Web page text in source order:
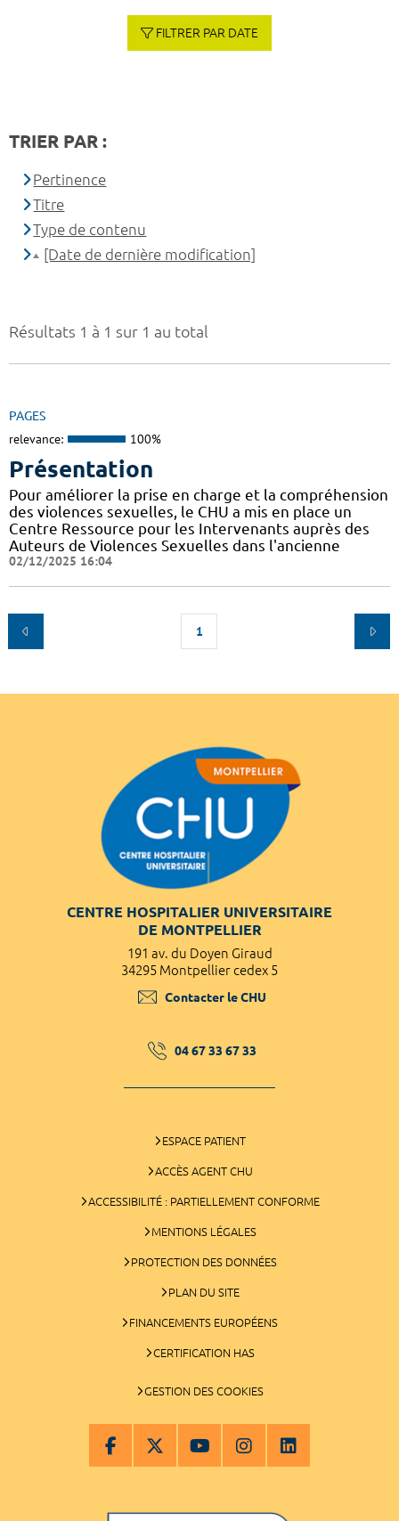
Résultats 1 à 1 sur 1 au total
PAGES
relevance: 100%
Présentation
Pour améliorer la prise en charge et la compréhension
des violences sexuelles, le CHU a mis en place un
Centre Ressource pour les Intervenants auprès des
Auteurs de Violences Sexuelles dans l'ancienne
02/12/2025 16:04
1
FILTRER PAR DATE
TRIER PAR :
Pertinence
Titre
Type de contenu
[Date de dernière modification]
CENTRE HOSPITALIER UNIVERSITAIRE
DE MONTPELLIER
191 av. du Doyen Giraud
34295 Montpellier cedex 5
Contacter le CHU
04 67 33 67 33
ESPACE PATIENT
ACCÈS AGENT CHU
ACCESSIBILITÉ : PARTIELLEMENT CONFORME
MENTIONS LÉGALES
PROTECTION DES DONNÉES
PLAN DU SITE
FINANCEMENTS EUROPÉENS
CERTIFICATION HAS
GESTION DES COOKIES